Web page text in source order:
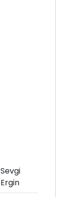
Sevgi
Ergin